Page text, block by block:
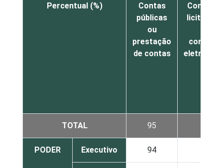
Percentual (%)
Contas
públicas
ou
prestação
de contas
Compras,
licitações
compras
TOTAL 95
PODER Executivo 94